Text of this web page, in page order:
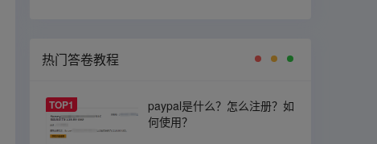
热门答卷教程
TOP1
paypal是什么？怎么注册？如
何使用？